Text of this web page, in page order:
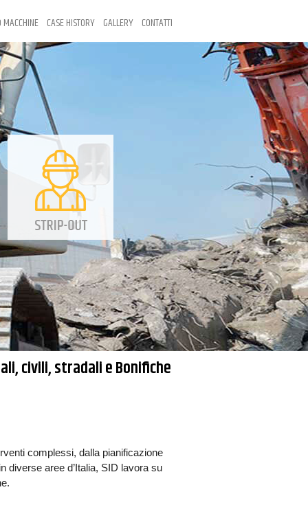
MACCHINE CASE HISTORY GALLERY CONTATTI
civili, stradali e Bonifiche
complessi, dalla pianificazione
diverse aree d’Italia, SID lavora su